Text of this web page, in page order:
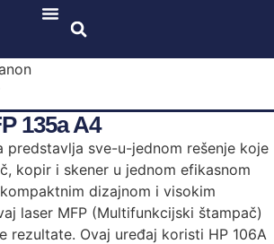
135a A4
predstavlja sve-u-jednom rešenje koje
kopir i skener u jednom efikasnom
dizajnom i visokim
laser MFP (Multifunkcijski štampač)
rezultate. Ovaj uređaj koristi HP 106A